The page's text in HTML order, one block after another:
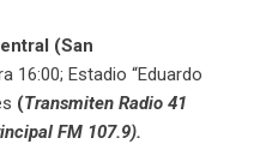
(San
16:00; Estadio “Eduardo
(Transmiten Radio 41
FM 107.9).